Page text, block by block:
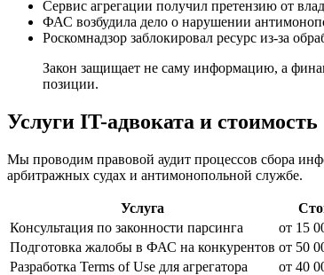
Сервис агрегации получил претензию от
ФАС возбудила дело о нарушении
Роскомнадзор заблокировал ресурс из-за
Закон защищает не саму информацию, а
позиции.
Услуги IT-адвоката и стоимость
Мы проводим правовой аудит процессов сбора
арбитражных судах и антимонопольной службе.
Услуга
Консультация по законности парсинга
от 15
Подготовка жалобы в ФАС на конкурентов от 50
Разработка Terms of Use для агрегатора
от 40